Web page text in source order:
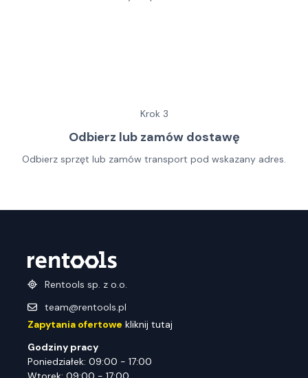
Krok 3
Odbierz lub zamów dostawę
Odbierz sprzęt lub zamów transport pod wskazany adres.
Rentools sp. z o.o.
team@rentools.pl
Zapytania ofertowe kliknij tutaj
Godziny pracy
Poniedziałek: 09:00 - 17:00